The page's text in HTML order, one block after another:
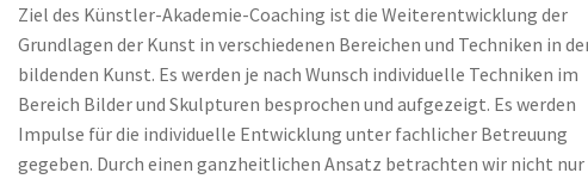
Ziel des Künstler-Akademie-Coaching ist die Weiterentwicklung der
Grundlagen der Kunst in verschiedenen Bereichen und Techniken in
bildenden Kunst. Es werden je nach Wunsch individuelle Techniken im
Bereich Bilder und Skulpturen besprochen und aufgezeigt. Es werden
Impulse für die individuelle Entwicklung unter fachlicher Betreuung
gegeben. Durch einen ganzheitlichen Ansatz betrachten wir nicht nur